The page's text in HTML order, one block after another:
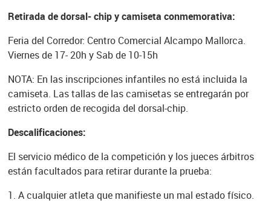
Retirada de dorsal- chip y camiseta conmemorativa:
Feria del Corredor: Centro Comercial Alcampo Mallorca.
Viernes de 17- 20h y Sab de 10-15h
NOTA: En las inscripciones infantiles no está incluida la
camiseta. Las tallas de las camisetas se entregarán por
estricto orden de recogida del dorsal-chip.
Descalificaciones:
El servicio médico de la competición y los jueces árbitros
están facultados para retirar durante la prueba:
1. A cualquier atleta que manifieste un mal estado físico.